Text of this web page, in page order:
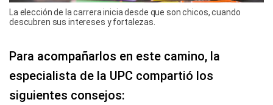
La elección de la carrera inicia desde que son chicos, cuando
descubren sus intereses y fortalezas.
Para acompañarlos en este camino, la
especialista de la UPC compartió los
siguientes consejos: